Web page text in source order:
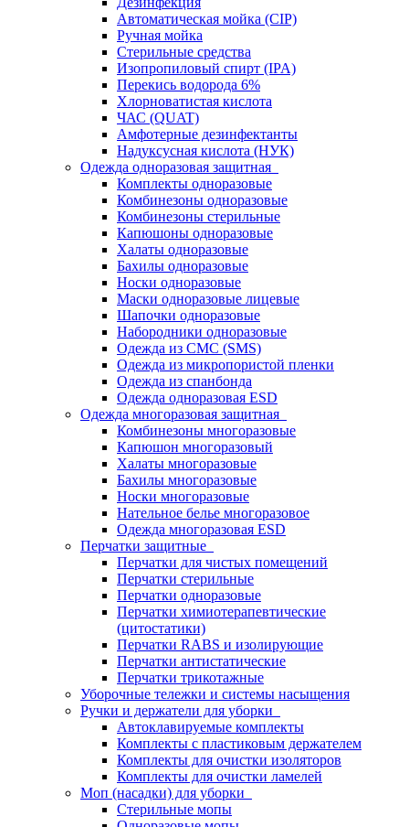
Автоматическая мойка (CIP)
Ручная мойка
Стерильные средства
Изопропиловый спирт (IPA)
Перекись водорода 6%
Хлорноватистая кислота
ЧАС (QUAT)
Амфотерные дезинфектанты
Надуксусная кислота (НУК)
Одежда одноразовая защитная
Комплекты одноразовые
Комбинезоны одноразовые
Комбинезоны стерильные
Капюшоны одноразовые
Халаты одноразовые
Бахилы одноразовые
Носки одноразовые
Маски одноразовые лицевые
Шапочки одноразовые
Набородники одноразовые
Одежда из СМС (SMS)
Одежда из микропористой пленки
Одежда из спанбонда
Одежда одноразовая ESD
Одежда многоразовая защитная
Комбинезоны многоразовые
Капюшон многоразовый
Халаты многоразовые
Бахилы многоразовые
Носки многоразовые
Нательное белье многоразовое
Одежда многоразовая ESD
Перчатки защитные
Перчатки для чистых помещений
Перчатки стерильные
Перчатки одноразовые
Перчатки химиотерапевтические
(цитостатики)
Перчатки RABS и изолирующие
Перчатки антистатические
Перчатки трикотажные
Уборочные тележки и системы насыщения
Ручки и держатели для уборки
Автоклавируемые комплекты
Комплекты с пластиковым держателем
Комплекты для очистки изоляторов
Комплекты для очистки ламелей
Моп (насадки) для уборки
Стерильные мопы